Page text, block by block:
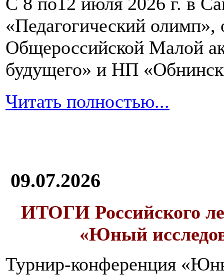
«Педагогический олимп»,
Общероссийской Малой
будущего» и НП
Читать полностью...
09.07.2026
ИТОГИ Российского
«Юный
Турнир-конференция